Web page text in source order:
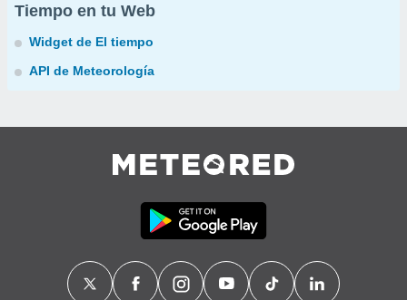
Tiempo en tu Web
Widget de El tiempo
API de Meteorología